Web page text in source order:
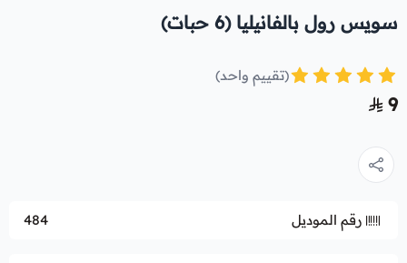
سويس رول بالفانيليا (6 حبات)
(تقييم واحد)
9
رقم الموديل 484